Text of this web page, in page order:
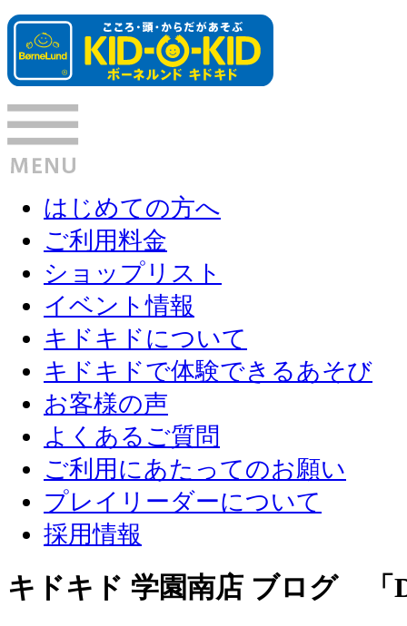
はじめての方へ
ご利用料金
ショップリスト
イベント情報
キドキドについて
キドキドで体験できるあそび
お客様の声
よくあるご質問
ご利用にあたってのお願い
プレイリーダーについて
採用情報
キドキド 学園南店 ブログ 「